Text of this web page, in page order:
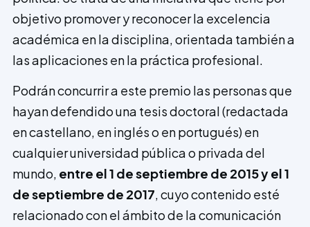
objetivo promover y reconocer la excelencia
académica en la disciplina, orientada también a
las aplicaciones en la práctica profesional.
Podrán concurrir a este premio las personas que
hayan defendido una tesis doctoral (redactada
en castellano, en inglés o en portugués) en
cualquier universidad pública o privada del
mundo, entre el 1 de septiembre de 2015 y el 1
de septiembre de 2017, cuyo contenido esté
relacionado con el ámbito de la comunicación